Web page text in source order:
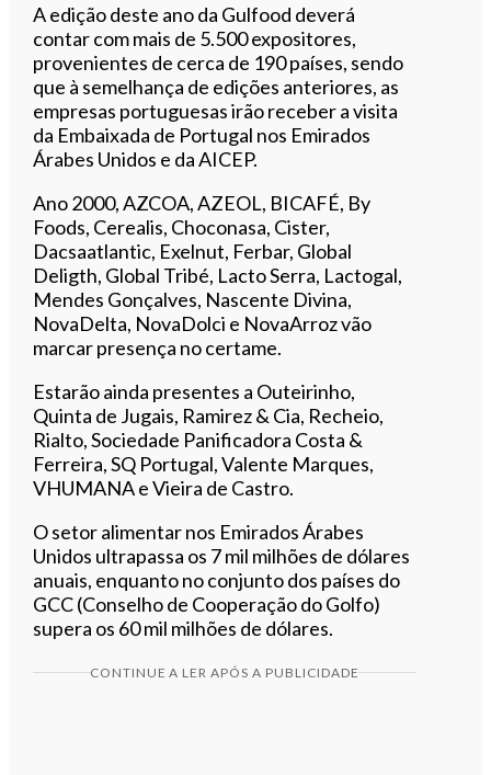
A edição deste ano da Gulfood deverá
contar com mais de 5.500 expositores,
provenientes de cerca de 190 países, sendo
que à semelhança de edições anteriores, as
empresas portuguesas irão receber a visita
da Embaixada de Portugal nos Emirados
Árabes Unidos e da AICEP.
Ano 2000, AZCOA, AZEOL, BICAFÉ, By
Foods, Cerealis, Choconasa, Cister,
Dacsaatlantic, Exelnut, Ferbar, Global
Deligth, Global Tribé, Lacto Serra, Lactogal,
Mendes Gonçalves, Nascente Divina,
NovaDelta, NovaDolci e NovaArroz vão
marcar presença no certame.
Estarão ainda presentes a Outeirinho,
Quinta de Jugais, Ramirez & Cia, Recheio,
Rialto, Sociedade Panificadora Costa &
Ferreira, SQ Portugal, Valente Marques,
VHUMANA e Vieira de Castro.
O setor alimentar nos Emirados Árabes
Unidos ultrapassa os 7 mil milhões de dólares
anuais, enquanto no conjunto dos países do
GCC (Conselho de Cooperação do Golfo)
supera os 60 mil milhões de dólares.
CONTINUE A LER APÓS A PUBLICIDADE